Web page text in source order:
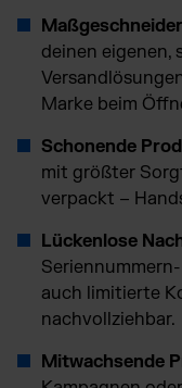
deinen eigenen,
Marke beim
Schonende
mit größter
verpackt –
Lückenlose
auch limitierte
nachvollziehbar.
Mitwachsende